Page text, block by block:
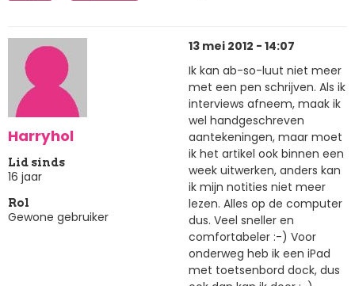
Harryhol
Lid sinds
16 jaar
Rol
Gewone gebruiker
13 mei 2012 - 14:07
Ik kan ab-so-luut niet meer
met een pen schrijven. Als ik
interviews afneem, maak ik
wel handgeschreven
aantekeningen, maar moet
ik het artikel ook binnen een
week uitwerken, anders kan
ik mijn notities niet meer
lezen. Alles op de computer
dus. Veel sneller en
comfortabeler :-) Voor
onderweg heb ik een iPad
met toetsenbord dock, dus